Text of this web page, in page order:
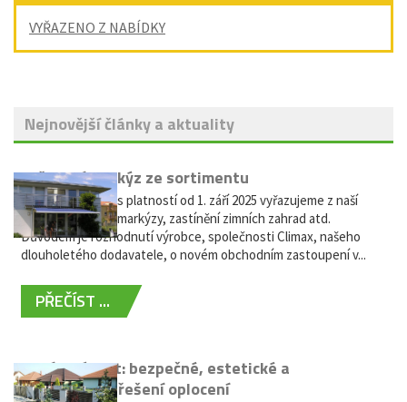
VYŘAZENO Z NABÍDKY
Nejnovější články a aktuality
Vyřazení markýz ze sortimentu
Vážení zákazníci, s platností od 1. září 2025 vyřazujeme z naší
nabídky výsuvné markýzy, zastínění zimních zahrad atd.
Důvodem je rozhodnutí výrobce, společnosti Climax, našeho
dlouholetého dodavatele, o novém obchodním zastoupení v...
PŘEČÍST ...
Hliníkový plot: bezpečné, estetické a
bezúdržbové řešení oplocení